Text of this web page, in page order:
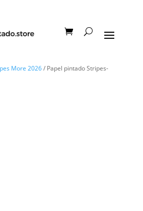
More 2026/ Papel pintado Stripes-